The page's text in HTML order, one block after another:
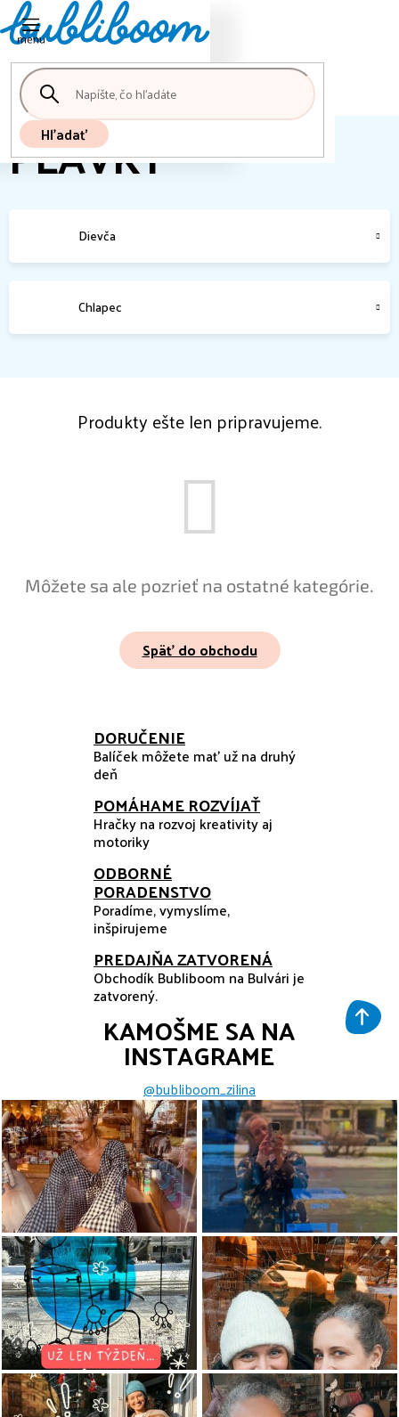
Prejsť
na
obsah
Hľadať
košík
PLAVKY
Dievča
Chlapec
Produkty ešte len pripravujeme.
Môžete sa ale pozrieť na ostatné kategórie.
Späť do obchodu
DORUČENIE
Balíček môžete mať už na druhý
deň
POMÁHAME ROZVÍJAŤ
Hračky na rozvoj kreativity aj
motoriky
ODBORNÉ
PORADENSTVO
Poradíme, vymyslíme,
inšpirujeme
PREDAJŇA ZATVORENÁ
Obchodík Bubliboom na Bulvári je
zatvorený.
KAMOŠME SA NA
INSTAGRAME
@bubliboom_zilina